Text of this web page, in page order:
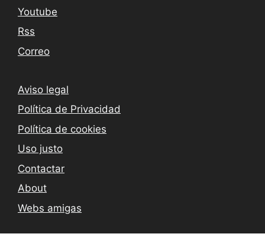
Youtube
Rss
Correo
Aviso legal
Política de Privacidad
Política de cookies
Uso justo
Contactar
About
Webs amigas